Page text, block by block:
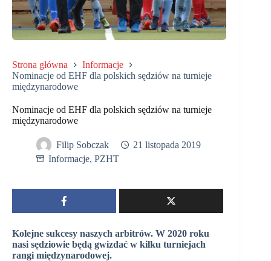
Strona główna
Informacje
Nominacje od EHF dla polskich sędziów na turnieje
międzynarodowe
Nominacje od EHF dla polskich sędziów na turnieje
międzynarodowe
Filip Sobczak
21 listopada 2019
Informacje, PZHT
Kolejne sukcesy naszych arbitrów. W 2020 roku
nasi sędziowie będą gwizdać w kilku turniejach
rangi międzynarodowej.